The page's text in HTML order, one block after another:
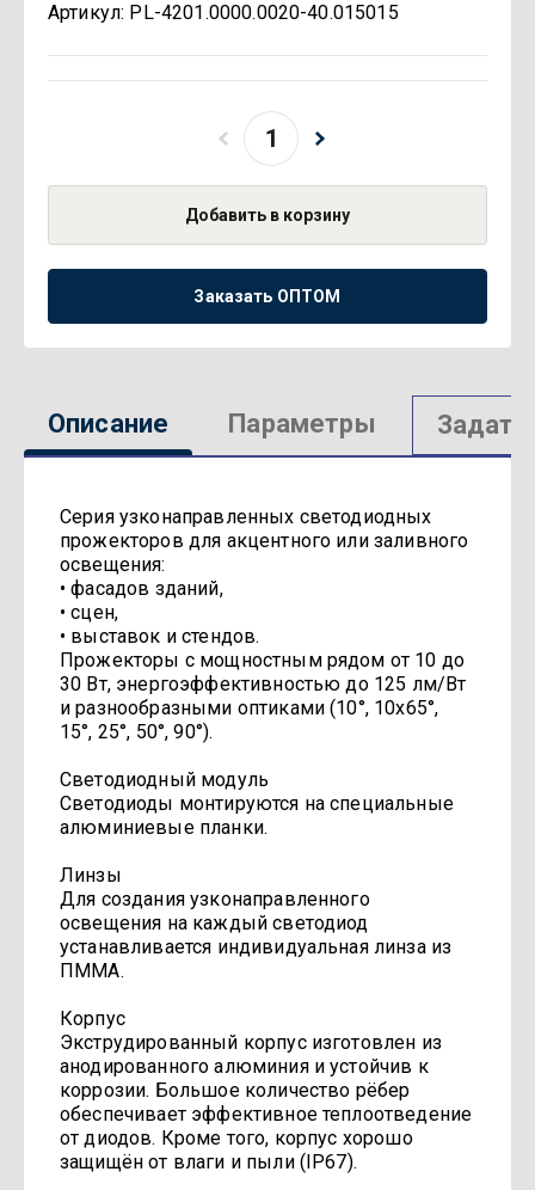
Артикул: PL-4201.0000.0020-40.015015
Добавить в корзину
Заказать ОПТОМ
Описание Параметры Задать
Серия узконаправленных светодиодных
прожекторов для акцентного или заливного
освещения:
• фасадов зданий,
• сцен,
• выставок и стендов.
Прожекторы с мощностным рядом от 10 до
30 Вт, энергоэффективностью до 125 лм/Вт
и разнообразными оптиками (10°, 10х65°,
15°, 25°, 50°, 90°).
Светодиодный модуль
Светодиоды монтируются на специальные
алюминиевые планки.
Линзы
Для создания узконаправленного
освещения на каждый светодиод
устанавливается индивидуальная линза из
ПММА.
Корпус
Экструдированный корпус изготовлен из
анодированного алюминия и устойчив к
коррозии. Большое количество рёбер
обеспечивает эффективное теплоотведение
от диодов. Кроме того, корпус хорошо
защищён от влаги и пыли (IP67).